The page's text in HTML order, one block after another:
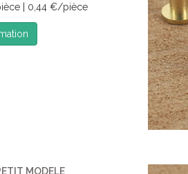
| 0,44 €/pièce
MODELE